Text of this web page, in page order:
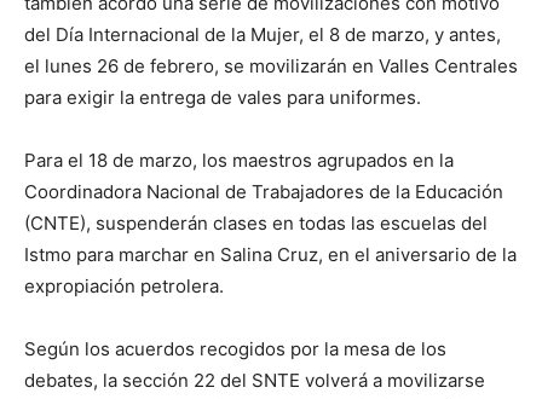
del Día Internacional de la Mujer, el 8 de marzo, y antes,
el lunes 26 de febrero, se movilizarán en Valles Centrales
para exigir la entrega de vales para uniformes.
Para el 18 de marzo, los maestros agrupados en la
Coordinadora Nacional de Trabajadores de la Educación
(CNTE), suspenderán clases en todas las escuelas del
Istmo para marchar en Salina Cruz, en el aniversario de la
expropiación petrolera.
Según los acuerdos recogidos por la mesa de los
debates, la sección 22 del SNTE volverá a movilizarse